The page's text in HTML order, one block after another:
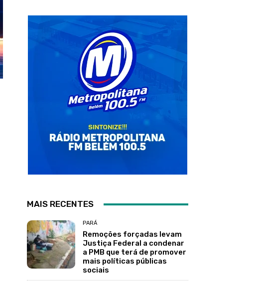
MAIS RECENTES
PARÁ
Remoções forçadas levam
Justiça Federal a condenar
a PMB que terá de promover
mais políticas públicas
sociais